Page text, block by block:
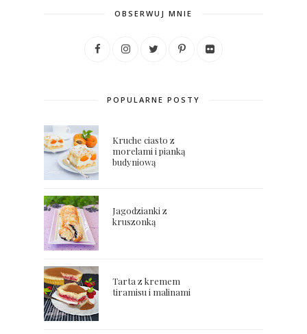
OBSERWUJ MNIE
POPULARNE POSTY
Kruche ciasto z
morelami i pianką
budyniową
Jagodzianki z
kruszonką
Tarta z kremem
tiramisu i malinami